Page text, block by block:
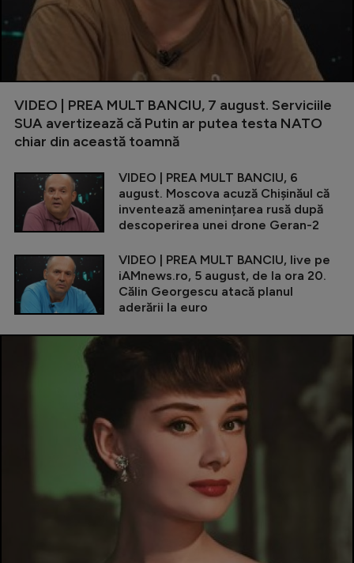
VIDEO | PREA MULT BANCIU, 7 august. Serviciile
SUA avertizează că Putin ar putea testa NATO
chiar din această toamnă
VIDEO | PREA MULT BANCIU, 6
august. Moscova acuză Chișinăul că
inventează amenințarea rusă după
descoperirea unei drone Geran-2
VIDEO | PREA MULT BANCIU, live pe
iAMnews.ro, 5 august, de la ora 20.
Călin Georgescu atacă planul
aderării la euro